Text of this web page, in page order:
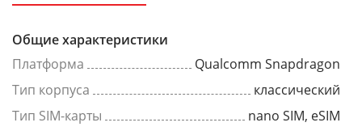
Общие характеристики
Платформа
Qualcomm Snapdragon
Тип корпуса
классический
Тип SIM-карты
nano SIM, eSIM